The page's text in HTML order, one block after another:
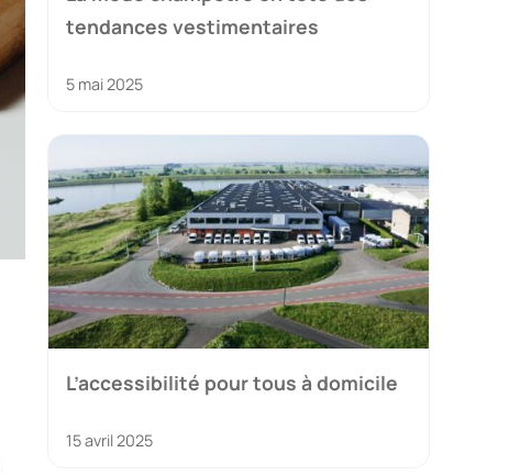
tendances vestimentaires
5 mai 2025
L’accessibilité pour tous à domicile
15 avril 2025